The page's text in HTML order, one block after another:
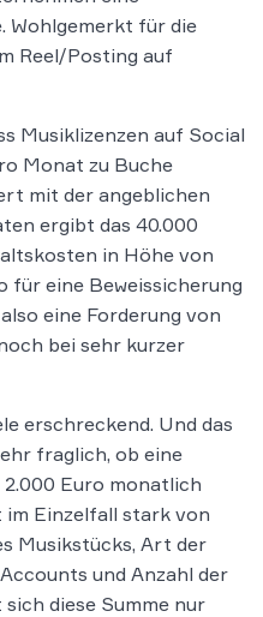
Wohlgemerkt für die
Reel/Posting auf
Musiklizenzen auf Social
Monat zu Buche
mit der angeblichen
ergibt das 40.000
in Höhe von
für eine Beweissicherung
eine Forderung von
bei sehr kurzer
erschreckend. Und das
fraglich, ob eine
Euro monatlich
Einzelfall stark von
Musikstücks, Art der
und Anzahl der
diese Summe nur